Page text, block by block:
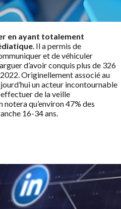
en ayant totalement
. Il a permis de
et de véhiculer
d’avoir conquis plus de 326
Originellement associé au
un acteur incontournable
de la veille
qu’environ 47% des
16-34 ans.